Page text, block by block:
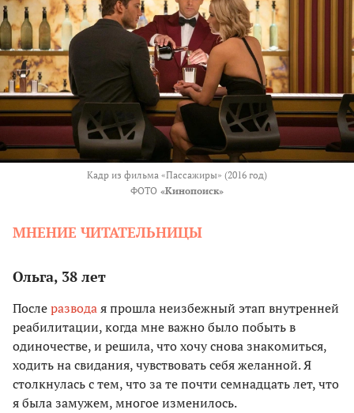
Кадр из фильма «Пассажиры» (2016 год)
ФОТО «Кинопоиск»
МНЕНИЕ ЧИТАТЕЛЬНИЦЫ
Ольга, 38 лет
Послеразводая прошла неизбежный этап внутренней
реабилитации, когда мне важно было побыть в
одиночестве, и решила, что хочу снова знакомиться,
ходить на свидания, чувствовать себя желанной. Я
столкнулась с тем, что за те почти семнадцать лет, что
я была замужем, многое изменилось.